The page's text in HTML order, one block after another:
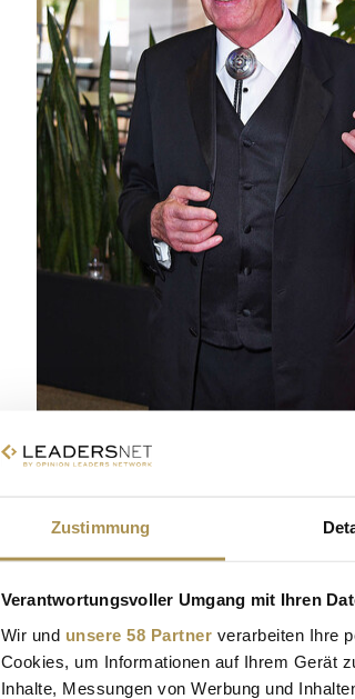
Zustimmung
Verantwortungsvoller Umgang mit Ihren
Wir und unsere 58 Partner verarbeiten Ihre
Cookies, um Informationen auf Ihrem Gerät
Inhalte, Messungen von Werbung und